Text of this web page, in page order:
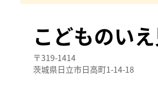
こどものい
〒319-1414
茨城県日立市日高町1-14-18